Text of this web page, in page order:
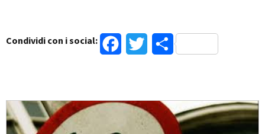
Condividi con i social: FacebookTwitterCondividi